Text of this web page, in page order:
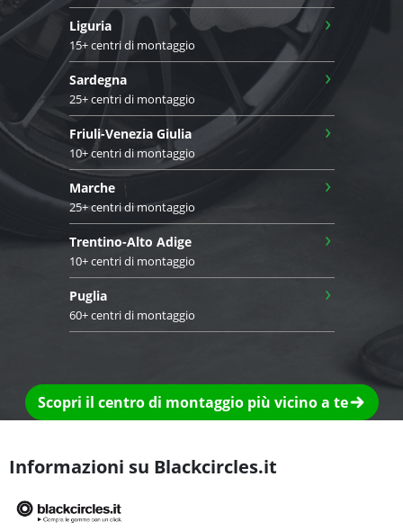
Liguria
15+ centri di montaggio
›
Sardegna
25+ centri di montaggio
›
Friuli-Venezia Giulia
10+ centri di montaggio
›
Marche
25+ centri di montaggio
›
Trentino-Alto Adige
10+ centri di montaggio
›
Puglia
60+ centri di montaggio
›
Scopri il centro di montaggio più vicino a te
Informazioni su Blackcircles.it